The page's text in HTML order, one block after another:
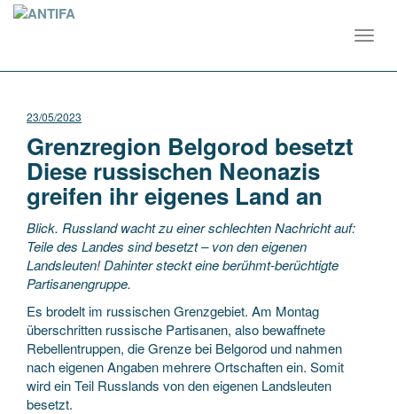
23/05/2023
Grenzregion Belgorod besetzt
Diese russischen Neonazis
greifen ihr eigenes Land an
Blick. Russland wacht zu einer schlechten Nachricht auf:
Teile des Landes sind besetzt – von den eigenen
Landsleuten! Dahinter steckt eine berühmt-berüchtigte
Partisanengruppe.
Es brodelt im russischen Grenzgebiet. Am Montag
überschritten russische Partisanen, also bewaffnete
Rebellentruppen, die Grenze bei Belgorod und nahmen
nach eigenen Angaben mehrere Ortschaften ein. Somit
wird ein Teil Russlands von den eigenen Landsleuten
besetzt.